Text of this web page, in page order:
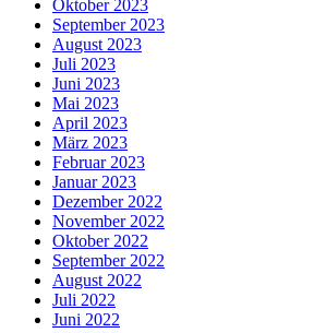
Oktober 2023
September 2023
August 2023
Juli 2023
Juni 2023
Mai 2023
April 2023
März 2023
Februar 2023
Januar 2023
Dezember 2022
November 2022
Oktober 2022
September 2022
August 2022
Juli 2022
Juni 2022